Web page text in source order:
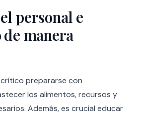
personal e
manera
crítico prepararse con
los alimentos, recursos y
Además, es crucial educar